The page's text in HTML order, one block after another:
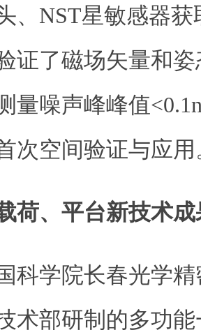
、NST星敏感器
证了磁场矢量和
量噪声峰峰值
次空间验证与应用
荷、平台新技术
学院长春光学精
术部研制的多功